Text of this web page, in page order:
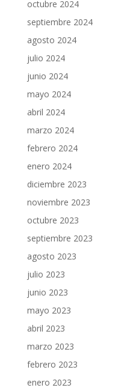
octubre 2024
septiembre 2024
agosto 2024
julio 2024
junio 2024
mayo 2024
abril 2024
marzo 2024
febrero 2024
enero 2024
diciembre 2023
noviembre 2023
octubre 2023
septiembre 2023
agosto 2023
julio 2023
junio 2023
mayo 2023
abril 2023
marzo 2023
febrero 2023
enero 2023